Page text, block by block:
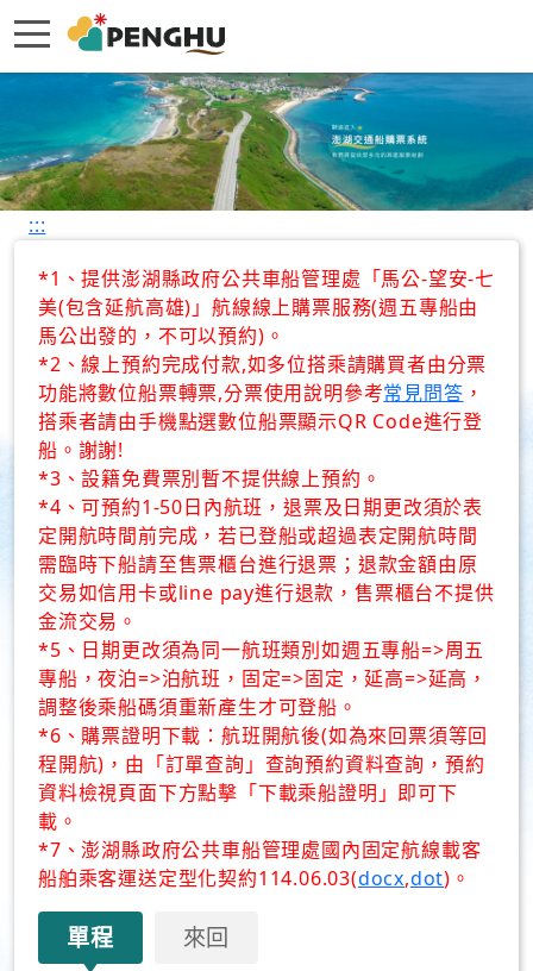
:::
*1、提供澎湖縣政府公共車船管理處「馬公-望安-七
美(包含延航高雄)」航線線上購票服務(週五專船由
馬公出發的，不可以預約)。
*2、線上預約完成付款,如多位搭乘請購買者由分票
功能將數位船票轉票,分票使用說明參考常見問答 ，
搭乘者請由手機點選數位船票顯示QR Code進行登
船。謝謝!
*3、設籍免費票別暫不提供線上預約。
*4、可預約1-50日內航班，退票及日期更改須於表
定開航時間前完成，若已登船或超過表定開航時間
需臨時下船請至售票櫃台進行退票；退款金額由原
交易如信用卡或line pay進行退款，售票櫃台不提供
金流交易。
*5、日期更改須為同一航班類別如週五專船=>周五
專船，夜泊=>泊航班，固定=>固定，延高=>延高，
調整後乘船碼須重新產生才可登船。
*6、購票證明下載：航班開航後(如為來回票須等回
程開航)，由「訂單查詢」查詢預約資料查詢，預約
資料檢視頁面下方點擊「下載乘船證明」即可下
載。
*7、澎湖縣政府公共車船管理處國內固定航線載客
船舶乘客運送定型化契約114.06.03(docx,dot)。
單程 來回